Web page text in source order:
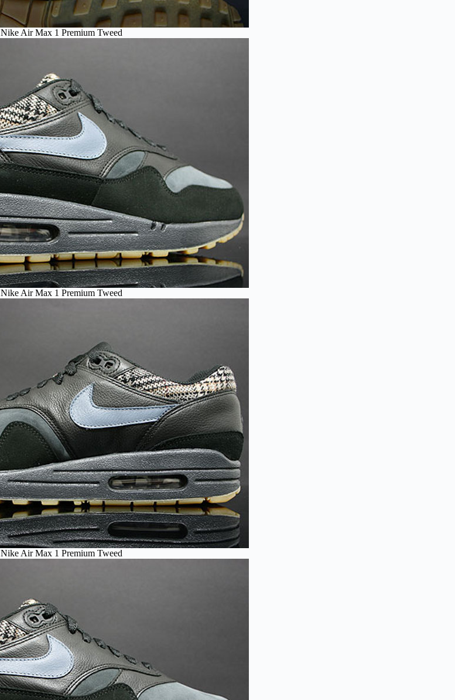
Nike Air Max 1 Premium Tweed
Nike Air Max 1 Premium Tweed
Nike Air Max 1 Premium Tweed